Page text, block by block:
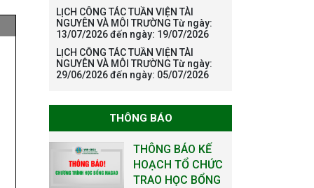
LỊCH CÔNG TÁC TUẦN VIỆN TÀI
NGUYÊN VÀ MÔI TRƯỜNG Từ ngày:
13/07/2026 đến ngày: 19/07/2026
LỊCH CÔNG TÁC TUẦN VIỆN TÀI
NGUYÊN VÀ MÔI TRƯỜNG Từ ngày:
29/06/2026 đến ngày: 05/07/2026
THÔNG BÁO
THÔNG BÁO KẾ
HOẠCH TỔ CHỨC
TRAO HỌC BỔNG
2025-2026
THƯ CẢM ƠN LỄ
KỶ NIỆM 40 NĂM
XÂY DỰNG VÀ